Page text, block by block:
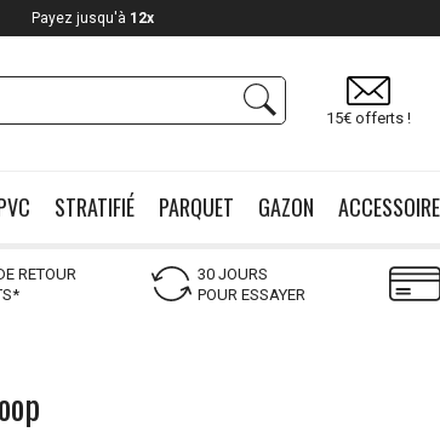
15€ offerts !
STRATIFIÉ PARQUET GAZON
RETOUR
30 JOURS
POUR ESSAYER
Payez jusqu'à 12x